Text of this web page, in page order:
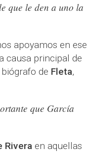
que le den a uno la
apoyamos en ese
causa principal de
de Fleta,
que García
Riveraen aquellas